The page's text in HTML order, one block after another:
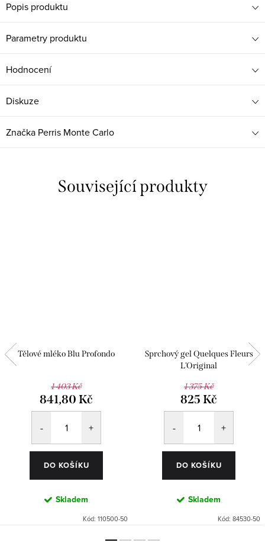
Popis produktu
Parametry produktu
Hodnocení
Diskuze
Značka Perris Monte Carlo
Související produkty
Tělové mléko Blu Profondo
1 403 Kč
841,80 Kč
DO KOŠÍKU
Skladem
Kód: 110500-50
Sprchový gel Quelques Fleurs
L'Original
1 375 Kč
825 Kč
DO KOŠÍKU
Skladem
Kód: 84530-50